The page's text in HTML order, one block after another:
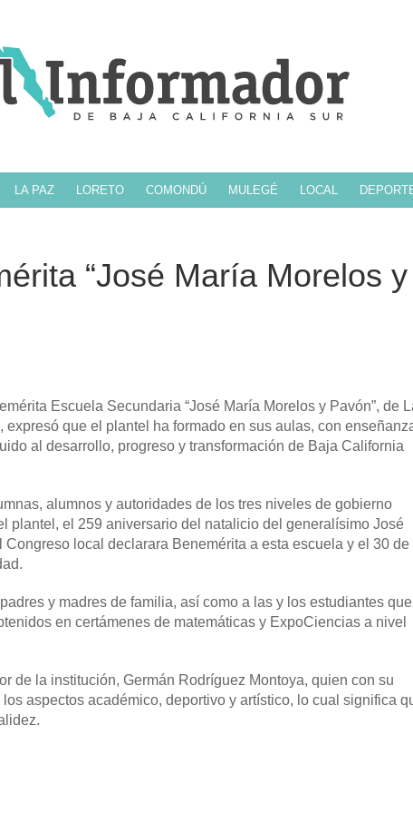
LA PAZ LORETO COMONDÚ MULEGÉ LOCAL
“José María Morelos y
Escuela Secundaria “José María Morelos y Pavón”, de
que el plantel ha formado en sus aulas, con
al desarrollo, progreso y transformación de Baja California
alumnos y autoridades de los tres niveles de gobierno
plantel, el 259 aniversario del natalicio del generalísimo José
local declarara Benemérita a esta escuela y el 30 de
y madres de familia, así como a las y los estudiantes
en certámenes de matemáticas y ExpoCiencias a nivel
de la institución, Germán Rodríguez Montoya, quien con su
aspectos académico, deportivo y artístico, lo cual significa